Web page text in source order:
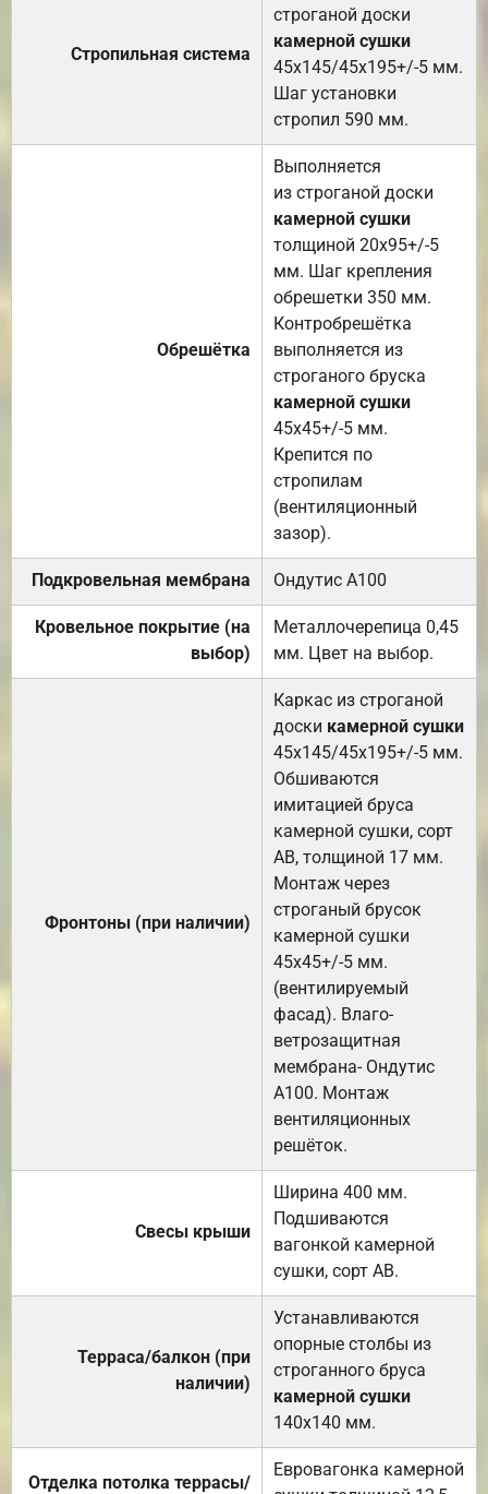
Стропильная система
строганой доски
камерной сушки
45х145/45х195+/-5 мм.
Шаг установки
стропил 590 мм.
Обрешётка
Выполняется
из строганой доски
камерной сушки
толщиной 20х95+/-5
мм. Шаг крепления
обрешетки 350 мм.
Контробрешётка
выполняется из
строганого бруска
камерной сушки
45х45+/-5 мм.
Крепится по
стропилам
(вентиляционный
зазор).
Подкровельная мембрана Ондутис А100
Кровельное покрытие (на
выбор)
Металлочерепица 0,45
мм. Цвет на выбор.
Фронтоны (при наличии)
Каркас из строганой
доски камерной сушки
45х145/45х195+/-5 мм.
Обшиваются
имитацией бруса
камерной сушки, сорт
АВ, толщиной 17 мм.
Монтаж через
строганый брусок
камерной сушки
45х45+/-5 мм.
(вентилируемый
фасад). Влаго-
ветрозащитная
мембрана- Ондутис
А100. Монтаж
вентиляционных
решёток.
Свесы крыши
Ширина 400 мм.
Подшиваются
вагонкой камерной
сушки, сорт АВ.
Терраса/балкон (при
наличии)
Устанавливаются
опорные столбы из
строганного бруса
камерной сушки
140х140 мм.
Отделка потолка террасы/
Евровагонка камерной